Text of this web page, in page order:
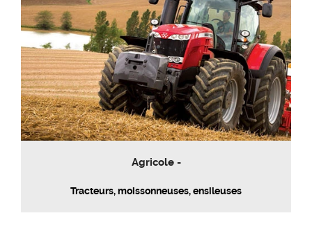
Agricole -
Tracteurs, moissonneuses, ensileuses